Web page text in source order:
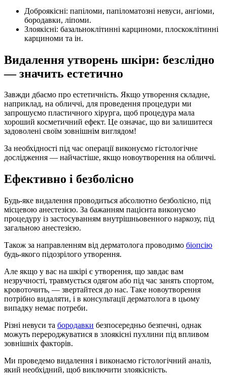
Доброякісні: папіломи, папіломатозні невуси, ангіоми,
бородавки, ліпоми.
Злоякісні: базальноклітинні карциноми, плоскоклітинні
карциноми та ін.
Видалення утворень шкіри: безслідно
— значить естетично
Завжди дбаємо про естетичність. Якщо утворення складне,
наприклад, на обличчі, для проведення процедури ми
запрошуємо пластичного хірурга, щоб процедура мала
хороший косметичний ефект. Це означає, що ви залишитеся
задоволені своїм зовнішнім виглядом!
За необхідності під час операції виконуємо гістологічне
дослідження — найчастіше, якщо новоутворення на обличчі.
Ефективно і безболісно
Будь-яке видалення проводиться абсолютно безболісно, під
місцевою анестезією. За бажанням пацієнта виконуємо
процедуру із застосуванням внутрішньовенного наркозу, під
загальною анестезією.
Також за направленням від дерматолога проводимо біопсію
будь-якого підозрілого утворення.
Але якщо у вас на шкірі є утворення, що завдає вам
незручності, травмується одягом або під час занять спортом,
кровоточить, — звертайтеся до нас. Таке новоутворення
потрібно видаляти, і в консультації дерматолога в цьому
випадку немає потреби.
Різні невуси та бородавки безпосередньо безпечні, однак
можуть перероджуватися в злоякісні пухлини під впливом
зовнішніх факторів.
Ми проведемо видалення і виконаємо гістологічний аналіз,
який необхідний, щоб виключити злоякісність.